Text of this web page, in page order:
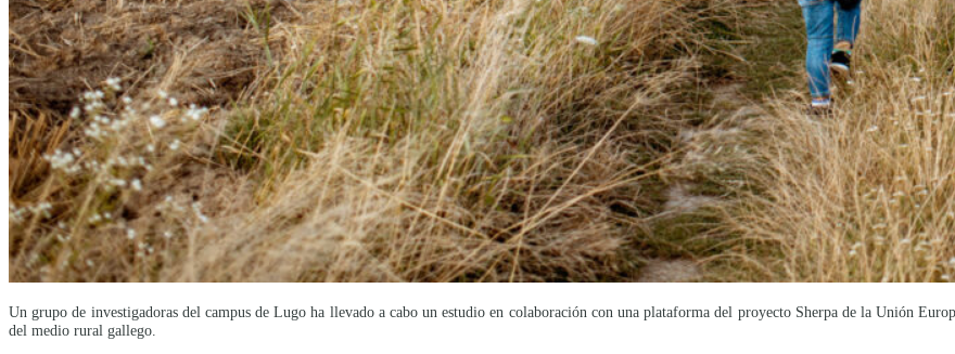
Un grupo de investigadoras del campus de Lugo ha llevado a cabo un estudio en colaboración con una plataforma del proyecto Sherpa de la Unión
del medio rural gallego.